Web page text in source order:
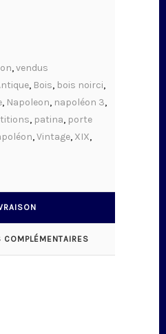
,vendus
, Bois, bois noirci,
, Napoleon, napoléon 3,
, patina, porte
,Vintage, XIX,
COMPLÉMENTAIRES